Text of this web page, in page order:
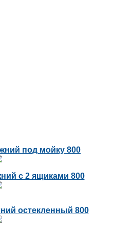
под мойку 800
с 2 ящиками 800
остекленный 800